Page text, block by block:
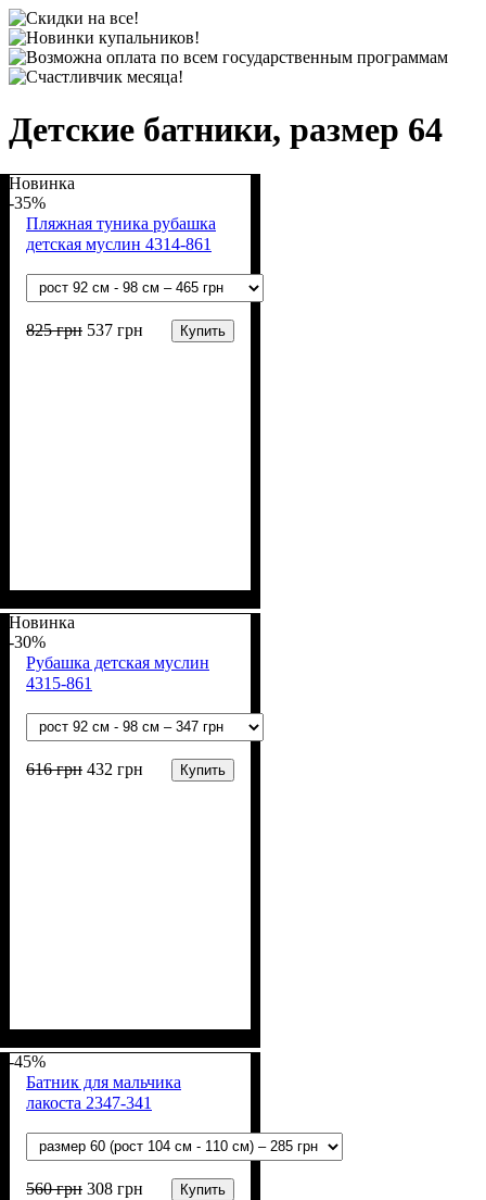
Детские батники, размер 64
Новинка
-35%
Пляжная туника рубашка
детская муслин 4314-861
825грн 537 грн Купить
хлопок)
Новинка
-30%
Рубашка детская муслин
4315-861
616грн 432 грн Купить
хлопок)
-45%
Батник для мальчика
лакоста 2347-341
560грн 308 грн Купить